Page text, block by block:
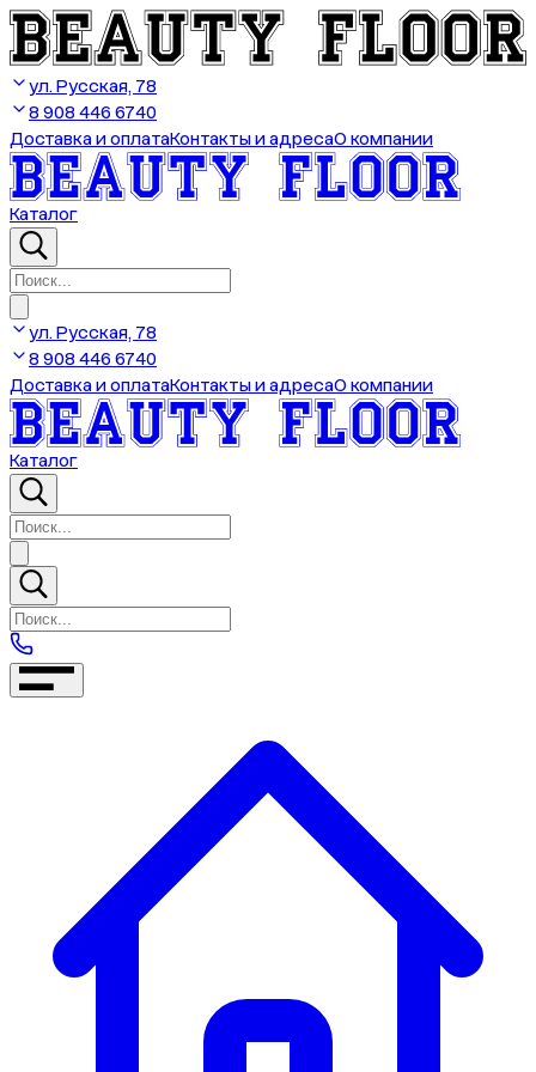
ул. Русская, 78
8 908 446 6740
Доставка и оплатаКонтакты и адресаО компании
Каталог
ул. Русская, 78
8 908 446 6740
Доставка и оплатаКонтакты и адресаО компании
Каталог